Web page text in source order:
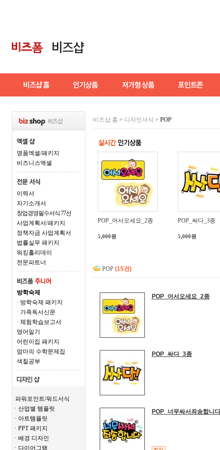
명품엑셀/패키지
비즈니스엑셀
이력서
자기소개서
창업경영필수서식 77선
사업계획서/패키지
정책자금 사업계획서
법률실무 패키지
워킹홀리데이
전문파트너
방학숙제
· 방학숙제 패키지
· 가족독서신문
· 체험학습보고서
영어일기
어린이집 패키지
엄마의 수학문제집
색칠공부
파워포인트/워드서식
ㆍ산업별 템플릿
ㆍ아트템플릿
ㆍPPT 패키지
ㆍ배경 디자인
ㆍ다이어그램
비즈샵 홈 > 디자인서식 > POP
POP_어서오세요_2종
5,000원
POP_싸다_3종
5,000원
POP (15건)
POP_어서오세요_2종
POP_싸다_3종
POP_너무싸서죄송합니